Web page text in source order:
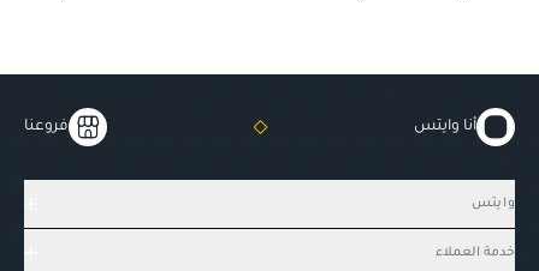
أنا وايتس فروعنا
وايتس
خدمة العملاء